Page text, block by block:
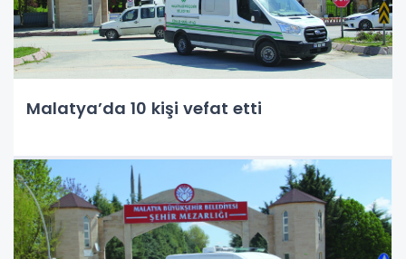
Malatya’da 10 kişi vefat etti